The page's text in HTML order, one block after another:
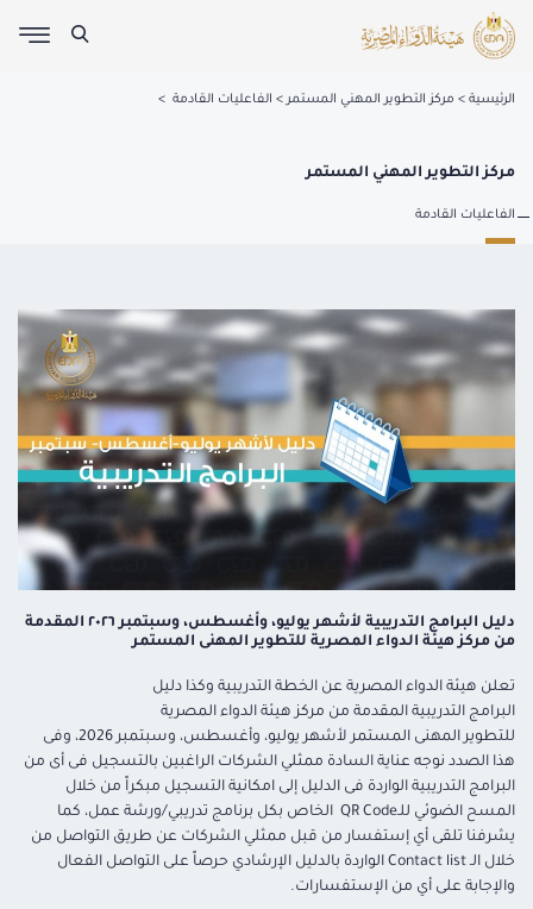
الرئيسية مركز التطوير المهني المستمر الفاعليات القادمة
مركز التطوير المهني المستمر
الفاعليات القادمة
دليل البرامج التدريبية لأشهر يوليو، وأغسطس، وسبتمبر ٢٠٢٦ المقدمة
من مركز هيئة الدواء المصرية للتطوير المهنى المستمر
تعلن هيئة الدواء المصرية عن الخطة التدريبية وكذا دليل
البرامج التدريبية المقدمة من مركز هيئة الدواء المصرية
للتطوير المهنى المستمر لأشهر يوليو، وأغسطس، وسبتمبر
، وفى
هذا الصدد نوجه عناية السادة ممثلي الشركات الراغبين بالتسجيل فى أى من
البرامج التدريبية الواردة فى الدليل إلى امكانية التسجيل مبكراً من خلال
المسح الضوئي للـQR Code الخاص بكل برنامج تدريبي/ورشة عمل، كما
يشرفنا تلقى أي إستفسار من قبل ممثلي الشركات عن طريق التواصل من
خلال الـContact list الواردة بالدليل الإرشادي حرصاً على التواصل الفعال
والإجابة على أي من الإستفسارات.